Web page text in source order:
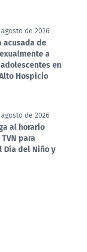
de 2026
acusada de
a
en
Hospicio
de 2026
al horario
para
Día del Niño y